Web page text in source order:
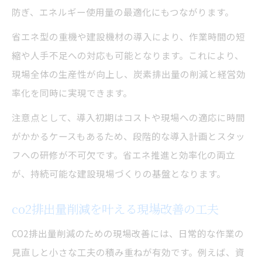
防ぎ、エネルギー使用量の最適化にもつながります。
省エネ型の重機や建設機材の導入により、作業時間の短
縮や人手不足への対応も可能となります。これにより、
現場全体の生産性が向上し、炭素排出量の削減と経営効
率化を同時に実現できます。
注意点として、導入初期はコストや現場への適応に時間
がかかるケースもあるため、段階的な導入計画とスタッ
フへの研修が不可欠です。省エネ推進と効率化の両立
が、持続可能な建設現場づくりの基盤となります。
co2排出量削減を叶える現場改善の工夫
CO2排出量削減のための現場改善には、日常的な作業の
見直しと小さな工夫の積み重ねが有効です。例えば、資